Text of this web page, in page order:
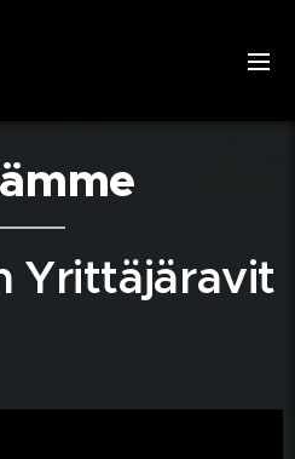
Yrittäjäravit